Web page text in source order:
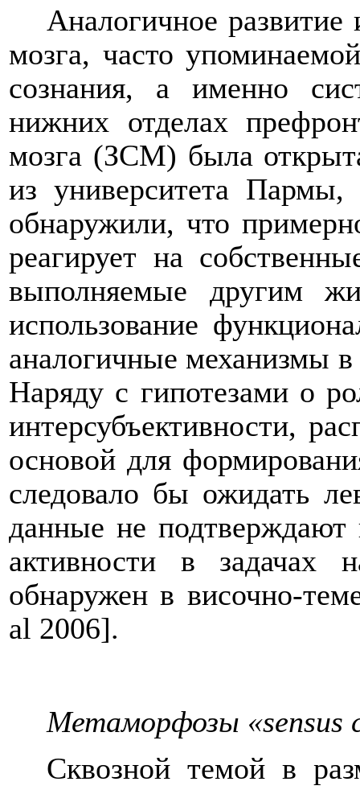
Аналогичное
мозга, часто
сознания, а именно
нижних отделах
мозга (ЗСМ) была
из университета
обнаружили, что
реагирует на
выполняемые другим
использование
аналогичные механизмы в
Наряду с гипотезами о
интерсубъективности,
основой для
следовало бы ожидать
данные не подтверждают
активности в задачах
обнаружен в височно-
al 2006].
Метаморфозы «sensus
Сквозной темой в